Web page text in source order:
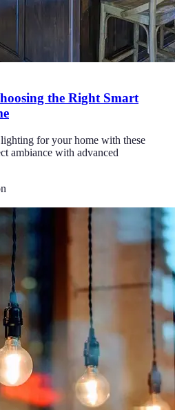
the Right Smart
for your home with these
ambiance with advanced